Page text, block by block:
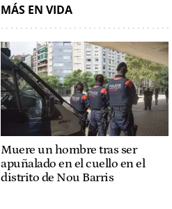
MÁS EN VIDA
Muere un hombre tras ser
apuñalado en el cuello en el
distrito de Nou Barris